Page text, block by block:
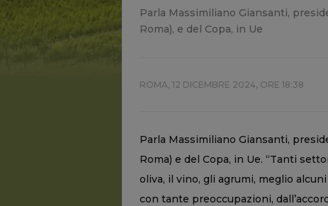
Parla Massimiliano Giansanti,
Roma), e del Copa, in Ue
ROMA, 12 DICEMBRE 2024, ORE 18:38
Parla Massimiliano Giansanti,
Roma) e del Copa, in Ue. “Tanti
oliva, il vino, gli agrumi, meglio
con tante preoccupazioni,